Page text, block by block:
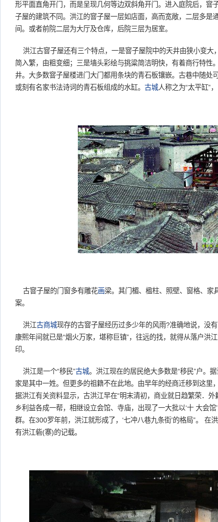
形平面直角开门，而是呈现几何等边双斜角开门。进入庭院后，窨
子屋的建筑不同。洪江的窨子屋一层如店面，高而宽敞，二层多是
间。或者前院二层为大厅及仓库，后院三层为居室。
洪江古窨子屋还有三个特点，一是窨子屋院中的天井由狭小变大
简入繁，由粗变细；三是墙头彩绘与挑粱简洁明快，有着商行特性
井。大多数窨子屋楼进门大门都用条块的青石板镶嵌。古巷中随处
或刻有名家书法诗词的青石板组成的水缸。 古城人称之为“太平缸”
古窨子屋的门窗多有雕花画梁。其门楣、楹柱、照壁、窗格、家
案。
洪江古商城现存的古窨子屋经历过多少年的风雨?准确地说，没
康熙年间就已是“烟火万家，堪称巨镇”，往远的找，就得从落户洪江
印。
洪江是一个“移民”古城。洪江现在的居民绝大多数是“移民”户。
家是其中一姓。但更多的祖籍不在此地。由早年的经商迁移到这里
据洪江有关资料显示，古洪江早在“明末清初，商业就日趋繁荣．
乡利益各成一帮，相继设立会馆、寺庙，出现了一大批以‘十 大会
群。在300罗年前，洪江就形成了，‘七冲八巷九条街’的格局”。 在
有洪江砦(寨)的记载。